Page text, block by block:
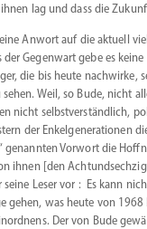
lag und dass die
Anwort auf die aktuell
Gegenwart gebe es
die bis heute nachwirke,
Weil, so Bude, nicht
nicht selbst­ver­ständlich,
der Enkel­ge­nera­tionen
genannten Vorwort die
ihnen [den
Leser vor : Es kann
gehen, was heute von
Der von Bude